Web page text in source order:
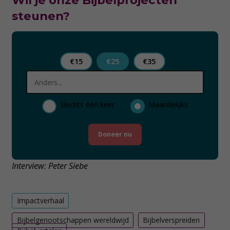
steunen?
€15 €25 €35
Slechts één keer Maandelijks
Doneer nu
Interview: Peter Siebe
Impactverhaal
Bijbelgenootschappen wereldwijd
Bijbelverspreiden